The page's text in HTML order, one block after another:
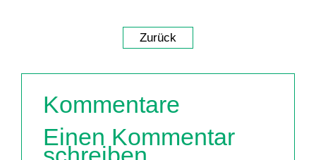
Zurück
Kommentare
Einen Kommentar